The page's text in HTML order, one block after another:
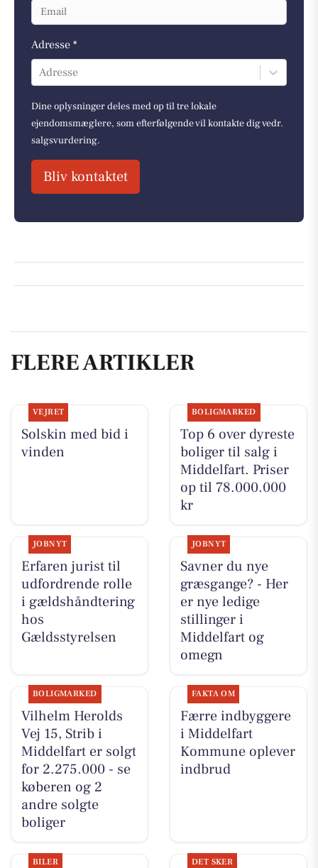
Adresse *
Adresse
Dine oplysninger deles med op til tre lokale
ejendomsmæglere, som efterfølgende vil kontakte dig vedr.
salgsvurdering.
Bliv kontaktet
FLERE ARTIKLER
VEJRET
Solskin med bid i
vinden
BOLIGMARKED
Top 6 over dyreste
boliger til salg i
Middelfart. Priser
op til 78.000.000
kr
JOBNYT
Erfaren jurist til
udfordrende rolle
i gældshåndtering
hos
Gældsstyrelsen
JOBNYT
Savner du nye
græsgange? - Her
er nye ledige
stillinger i
Middelfart og
omegn
BOLIGMARKED
Vilhelm Herolds
Vej 15, Strib i
Middelfart er solgt
for 2.275.000 - se
køberen og 2
andre solgte
boliger
FAKTA OM
Færre indbyggere
i Middelfart
Kommune oplever
indbrud
BILER DET SKER